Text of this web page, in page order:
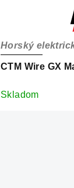
CTM Wire GX
Horský
Skladom